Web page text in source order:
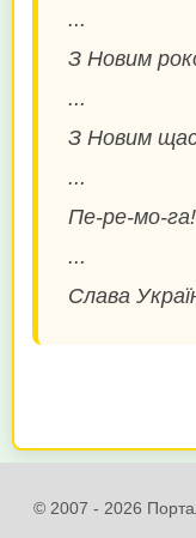
...
З Новим
...
З Новим
...
Пе-ре-мо-га!
...
© 2007 - 2026